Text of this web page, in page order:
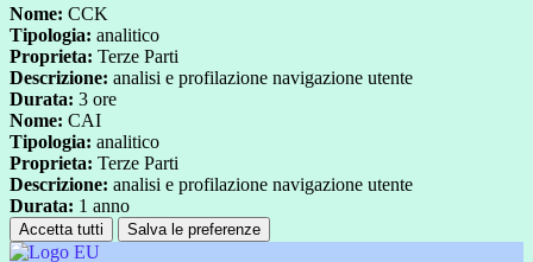
Nome: CCK
Tipologia: analitico
Proprieta: Terze Parti
Descrizione: analisi e profilazione navigazione utente
Durata: 3 ore
Nome: CAI
Tipologia: analitico
Proprieta: Terze Parti
Descrizione: analisi e profilazione navigazione utente
Durata: 1 anno
Accetta tutti Salva le preferenze